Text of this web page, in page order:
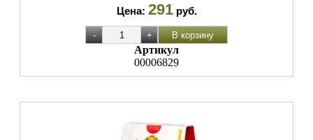
Цена: 291 руб.
Артикул
00006829